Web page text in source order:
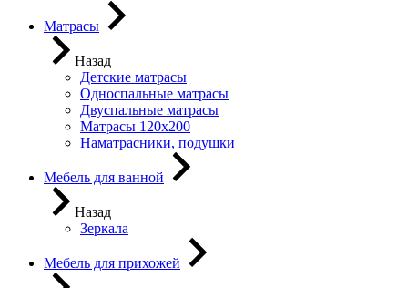
Матрасы
Назад
Детские матрасы
Односпальные матрасы
Двуспальные матрасы
Матрасы 120х200
Наматрасники, подушки
Мебель для ванной
Назад
Зеркала
Мебель для прихожей